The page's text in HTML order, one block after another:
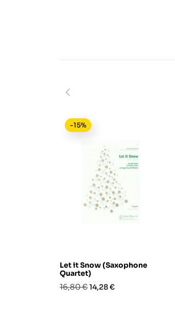
Let it Snow (Saxophone
Quartet)
Prezzo
16,80 €Prezzo
14,28 €
-15%